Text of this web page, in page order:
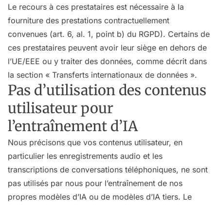
Le recours à ces prestataires est nécessaire à la
fourniture des prestations contractuellement
convenues (art. 6, al. 1, point b) du RGPD). Certains de
ces prestataires peuvent avoir leur siège en dehors de
l’UE/EEE ou y traiter des données, comme décrit dans
la section « Transferts internationaux de données ».
Pas d’utilisation des contenus
utilisateur pour
l’entraînement d’IA
Nous précisons que vos contenus utilisateur, en
particulier les enregistrements audio et les
transcriptions de conversations téléphoniques, ne sont
pas utilisés par nous pour l’entraînement de nos
propres modèles d’IA ou de modèles d’IA tiers. Le